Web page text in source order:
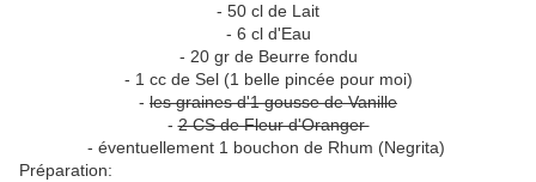
- 50 cl de Lait
- 6 cl d'Eau
- 20 gr de Beurre fondu
- 1 cc de Sel (1 belle pincée pour moi)
- les graines d'1 gousse de Vanille
-2 CS de Fleur d'Oranger
- éventuellement 1 bouchon de Rhum (Negrita)
Préparation: